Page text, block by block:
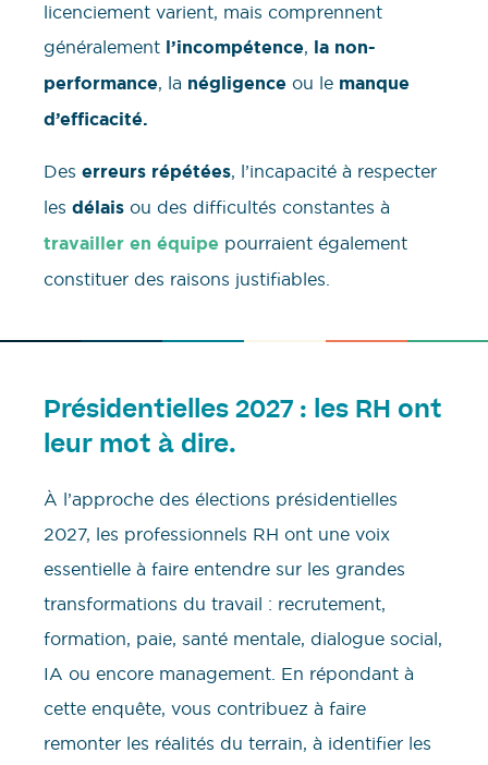
licenciement varient, mais comprennent
généralement l’incompétence, la non-
performance, la négligence ou le manque
d’efficacité.
Des erreurs répétées, l’incapacité à respecter
les délais ou des difficultés constantes à
travailler en équipe pourraient également
constituer des raisons justifiables.
Présidentielles 2027 : les RH ont
leur mot à dire.
À l’approche des élections présidentielles
2027, les professionnels RH ont une voix
essentielle à faire entendre sur les grandes
transformations du travail : recrutement,
formation, paie, santé mentale, dialogue social,
IA ou encore management. En répondant à
cette enquête, vous contribuez à faire
remonter les réalités du terrain, à identifier les